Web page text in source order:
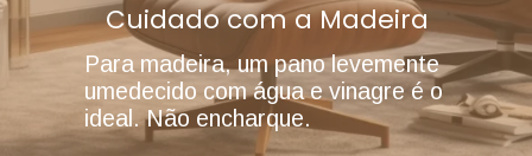
Para madeira, um pano levemente
umedecido com água e vinagre é o
ideal. Não encharque.
Cuidado com a Madeira